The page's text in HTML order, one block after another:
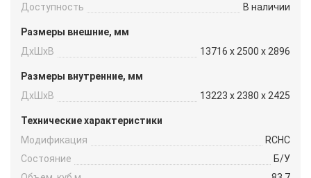
Доступность
В наличии
Размеры внешние, мм
ДxШxВ
13716 x 2500 x 2896
Размеры внутренние, мм
ДxШxВ
13223 x 2380 x 2425
Технические характеристики
Модификация
RCHC
Состояние
Б/У